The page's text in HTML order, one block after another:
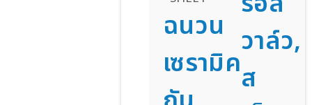
ฉนวน
เซรามิค
วาล์ว,
ส